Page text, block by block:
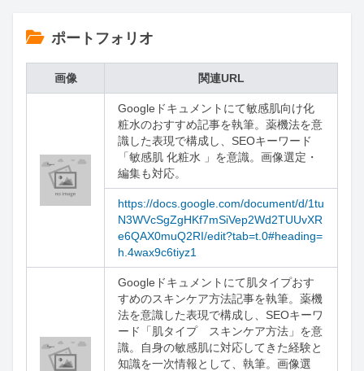
ポートフォリオ
画像 関連URL
Googleドキュメントにて敏感肌向け化
粧水のおすすめ記事を執筆。薬機法を意
識した表現で構成し、SEOキーワード
「敏感肌 化粧水 」を意識。画像選定・
編集も対応。
https://docs.google.com/document/d/1tu
N3WVcSgZgHKf7mSiVep2Wd2TUUvXR
e6QAX0muQ2RI/edit?tab=t.0#heading=
h.4wax9c6tiyz1
Googleドキュメントにて肌タイプおす
すめのスキンケア方法記事を執筆。薬機
法を意識した表現で構成し、SEOキーワ
ード「肌タイプ　スキンケア方法」を意
識。自身の敏感肌に対応してきた経験と
知識を一次情報として、執筆。画像選